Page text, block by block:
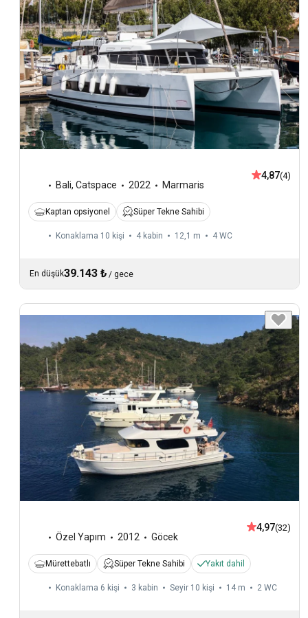
Bali, Catspace 2022 Marmaris
4,87(4)
Kaptan opsiyonel Süper Tekne Sahibi
Konaklama 10 kişi 4 kabin 12,1 m 4 WC
En düşük39.143 ₺ / gece
Özel Yapım 2012 Göcek
4,97(32)
Mürettebatlı Süper Tekne Sahibi Yakıt dahil
Konaklama 6 kişi 3 kabin Seyir 10 kişi 14 m 2 WC